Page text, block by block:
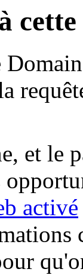
et le
activé